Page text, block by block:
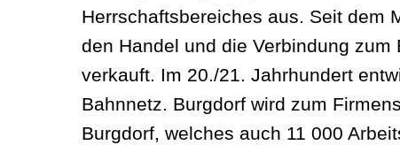
Herrschaftsbereiches aus. Seit dem
den Handel und die Verbindung
verkauft. Im 20./21. Jahrhundert
Bahnnetz. Burgdorf wird zum
Burgdorf, welches auch 11 000